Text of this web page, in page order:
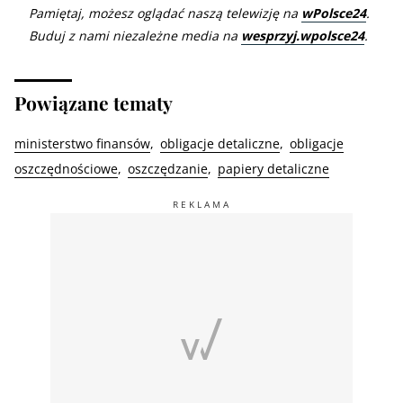
Pamiętaj, możesz oglądać naszą telewizję na wPolsce24.
Buduj z nami niezależne media na wesprzyj.wpolsce24.
Powiązane tematy
ministerstwo finansów obligacje detaliczne obligacje
oszczędnościowe oszczędzanie papiery detaliczne